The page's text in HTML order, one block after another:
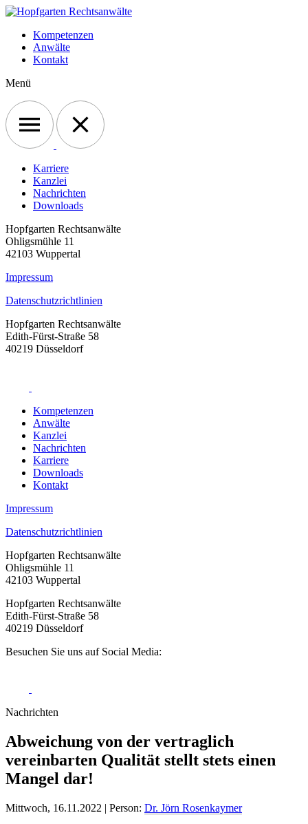
Kompetenzen
Anwälte
Kontakt
Menü
Karriere
Kanzlei
Nachrichten
Downloads
Hopfgarten Rechtsanwälte
Ohligsmühle 11
42103 Wuppertal
Impressum
Datenschutzrichtlinien
Hopfgarten Rechtsanwälte
Edith-Fürst-Straße 58
40219 Düsseldorf
Kompetenzen
Anwälte
Kanzlei
Nachrichten
Karriere
Downloads
Kontakt
Impressum
Datenschutzrichtlinien
Hopfgarten Rechtsanwälte
Ohligsmühle 11
42103 Wuppertal
Hopfgarten Rechtsanwälte
Edith-Fürst-Straße 58
40219 Düsseldorf
Besuchen Sie uns auf Social Media:
Nachrichten
Abweichung von der vertraglich
vereinbarten Qualität stellt stets einen
Mangel dar!
Mittwoch, 16.11.2022 | Person: Dr. Jörn Rosenkaymer